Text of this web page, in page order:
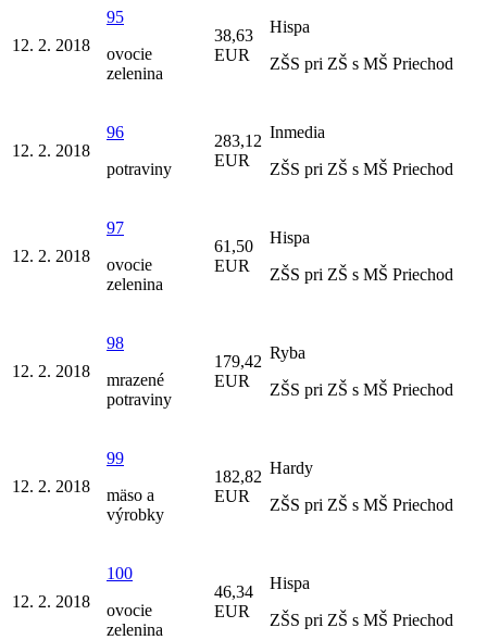
12. 2. 2018
95
ovocie
zelenina
38,63
EUR
Hispa
ZŠS pri ZŠ s MŠ Priechod
12. 2. 2018
96
potraviny
283,12
EUR
Inmedia
ZŠS pri ZŠ s MŠ Priechod
12. 2. 2018
97
ovocie
zelenina
61,50
EUR
Hispa
ZŠS pri ZŠ s MŠ Priechod
12. 2. 2018
98
mrazené
potraviny
179,42
EUR
Ryba
ZŠS pri ZŠ s MŠ Priechod
12. 2. 2018
99
mäso a
výrobky
182,82
EUR
Hardy
ZŠS pri ZŠ s MŠ Priechod
12. 2. 2018
100
ovocie
zelenina
46,34
EUR
Hispa
ZŠS pri ZŠ s MŠ Priechod